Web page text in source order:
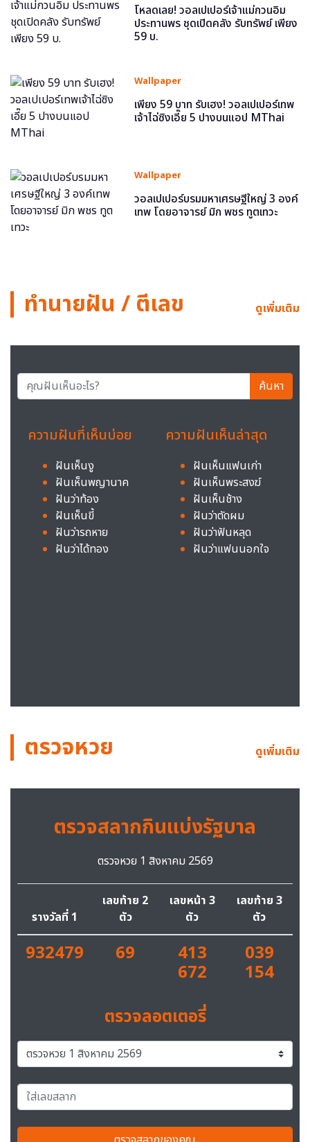
โหลดเลย! วอลเปเปอร์เจ้าแม่กวนอิม
ประทานพร ชุดเปิดคลัง รับทรัพย์ เพียง
59 บ.
Wallpaper
เพียง 59 บาท รับเฮง! วอลเปเปอร์เทพ
เจ้าไฉ่ซิงเอี๊ย 5 ปางบนแอป MThai
Wallpaper
วอลเปเปอร์บรมมหาเศรษฐีใหญ่ 3 องค์
เทพ โดยอาจารย์ มิก พชร ทูตเทวะ
ทำนายฝัน / ตีเลข ดูเพิ่มเติม
ค้นหา
ความฝันที่เห็นบ่อย
ฝันเห็นงู
ฝันเห็นพญานาค
ฝันว่าท้อง
ฝันเห็นขี้
ฝันว่ารถหาย
ฝันว่าได้ทอง
ความฝันเห็นล่าสุด
ฝันเห็นแฟนเก่า
ฝันเห็นพระสงฆ์
ฝันเห็นช้าง
ฝันว่าตัดผม
ฝันว่าฟันหลุด
ฝันว่าแฟนนอกใจ
ตรวจหวย ดูเพิ่มเติม
ตรวจสลากกินแบ่งรัฐบาล
ตรวจหวย 1 สิงหาคม 2569
รางวัลที่ 1
เลขท้าย 2
ตัว
เลขหน้า 3
ตัว
เลขท้าย 3
ตัว
932479 69 413
672
039
154
ตรวจลอตเตอรี่